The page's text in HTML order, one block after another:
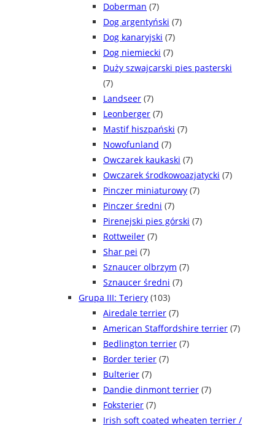
Doberman (7)
Dog argentyński (7)
Dog kanaryjski (7)
Dog niemiecki (7)
Duży szwajcarski pies pasterski
(7)
Landseer (7)
Leonberger (7)
Mastif hiszpański (7)
Nowofunland (7)
Owczarek kaukaski (7)
Owczarek środkowoazjatycki (7)
Pinczer miniaturowy (7)
Pinczer średni (7)
Pirenejski pies górski (7)
Rottweiler (7)
Shar pei (7)
Sznaucer olbrzym (7)
Sznaucer średni (7)
Grupa III: Teriery (103)
Airedale terrier (7)
American Staffordshire terrier (7)
Bedlington terrier (7)
Border terier (7)
Bulterier (7)
Dandie dinmont terrier (7)
Foksterier (7)
Irish soft coated wheaten terrier /